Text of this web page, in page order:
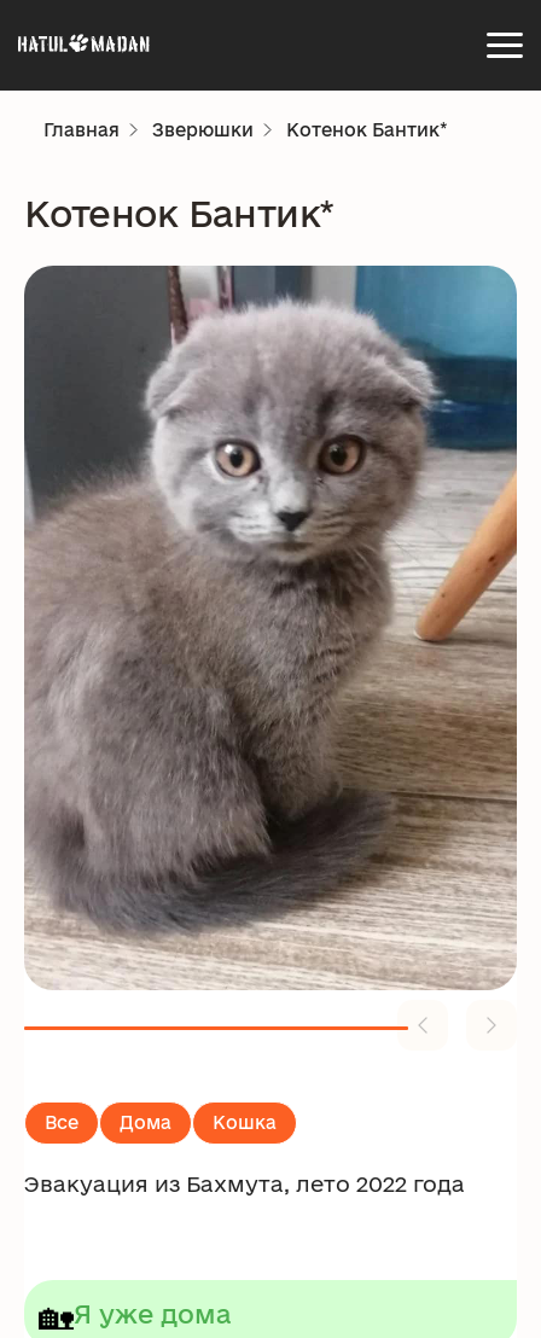
Главная Зверюшки Котенок Бантик*
Котенок Бантик*
Все Дома Кошка
Эвакуация из Бахмута, лето 2022 года
🏡Я уже дома